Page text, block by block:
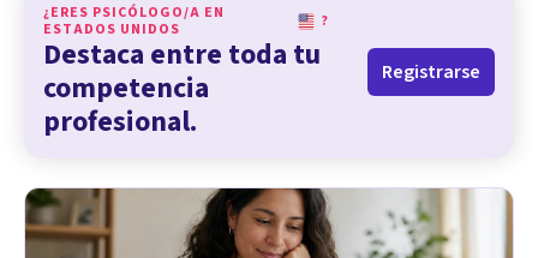
¿ERES PSICÓLOGO/A EN
ESTADOS UNIDOS
?
Destaca entre toda tu
competencia
profesional.
Registrarse